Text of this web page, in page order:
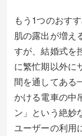
もう1つのおす
肌の露出が増え
すが、結婚式を
に繁忙期以外に
間を通してある
かける電車の中
ン」という絶妙
ユーザーの利用